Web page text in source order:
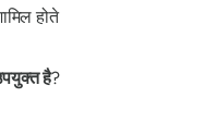
होते
है?